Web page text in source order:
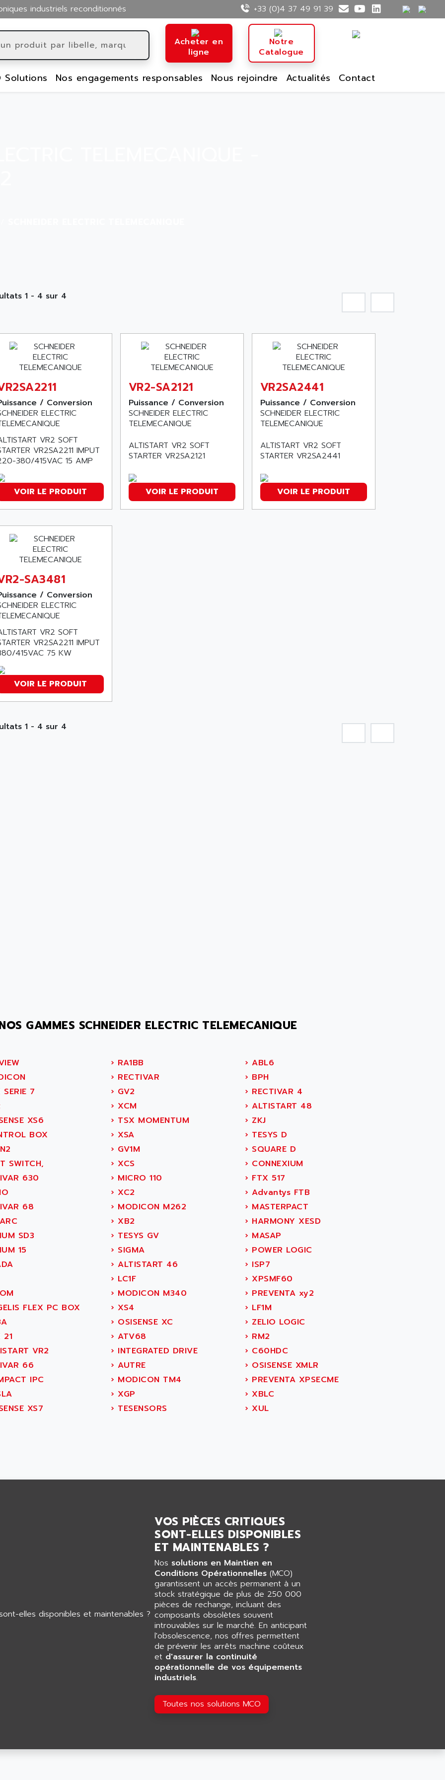
industriels reconditionnés +33 (0)4 37 49 91 39
Acheter en
ligne
Notre
Catalogue
Solutions Nos engagements responsables Nous rejoindre Actualités Contact
1 - 4 sur 4
/ Conversion
ELECTRIC
VR2 SOFT
VR2SA2211 IMPUT
380/415VAC 15 AMP
VOIR LE PRODUIT
VR2-SA2121
Puissance / Conversion
SCHNEIDER ELECTRIC
TELEMECANIQUE
ALTISTART VR2 SOFT
STARTER VR2SA2121
VOIR LE PRODUIT
VR2SA2441
Puissance / Conversion
SCHNEIDER ELECTRIC
TELEMECANIQUE
ALTISTART VR2 SOFT
STARTER VR2SA2441
VOIR LE PRODUIT
SA3481
/ Conversion
ELECTRIC
VR2 SOFT
VR2SA2211 IMPUT
415VAC 75 KW
VOIR LE PRODUIT
1 - 4 sur 4
GAMMES SCHNEIDER ELECTRIC TELEMECANIQUE
› RA1BB › ABL6
› RECTIVAR › BPH
SERIE 7 › GV2 › RECTIVAR 4
› XCM › ALTISTART 48
XS6 › TSX MOMENTUM › ZKJ
BOX › XSA › TESYS D
› GV1M › SQUARE D
SWITCH, › XCS › CONNEXIUM
630 › MICRO 110 › FTX 517
› XC2 › Advantys FTB
68 › MODICON M262 › MASTERPACT
› XB2 › HARMONY XESD
SD3 › TESYS GV › MASAP
15 › SIGMA › POWER LOGIC
› ALTISTART 46 › ISP7
› LC1F › XPSMF60
› MODICON M340 › PREVENTA xy2
FLEX PC BOX › XS4 › LF1M
› OSISENSE XC › ZELIO LOGIC
21 › ATV68 › RM2
VR2 › INTEGRATED DRIVE › C60HDC
66 › AUTRE › OSISENSE XMLR
IPC › MODICON TM4 › PREVENTA XPSECME
› XGP › XBLC
XS7 › TESENSORS › XUL
VOS PIÈCES CRITIQUES
SONT-ELLES DISPONIBLES
ET MAINTENABLES ?
Nos solutions en Maintien en
Conditions Opérationnelles (MCO)
garantissent un accès permanent à un
stock stratégique de plus de 250 000
pièces de rechange, incluant des
composants obsolètes souvent
introuvables sur le marché. En anticipant
l'obsolescence, nos offres permettent
de prévenir les arrêts machine coûteux
et d'assurer la continuité
opérationnelle de vos équipements
industriels.
Toutes nos solutions MCO